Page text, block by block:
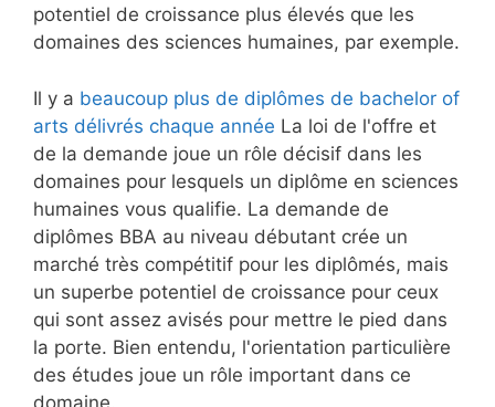
potentiel de croissance plus élevés que les
domaines des sciences humaines, par exemple.
Il y a beaucoup plus de diplômes de bachelor of
arts délivrés chaque année La loi de l'offre et
de la demande joue un rôle décisif dans les
domaines pour lesquels un diplôme en sciences
humaines vous qualifie. La demande de
diplômes BBA au niveau débutant crée un
marché très compétitif pour les diplômés, mais
un superbe potentiel de croissance pour ceux
qui sont assez avisés pour mettre le pied dans
la porte. Bien entendu, l'orientation particulière
des études joue un rôle important dans ce
domaine.